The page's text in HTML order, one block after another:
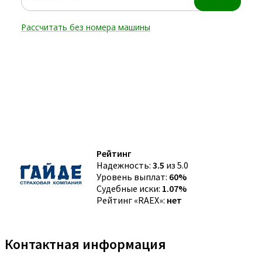
Рейтинг
Надежность: 3.5 из 5.0
Уровень выплат: 60%
Судебные иски: 1.07%
Рейтинг «RAEX»: нет
Контактная информация